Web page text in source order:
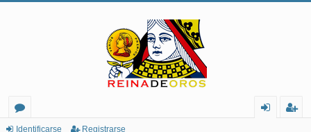
or
Identificarse Registrarse